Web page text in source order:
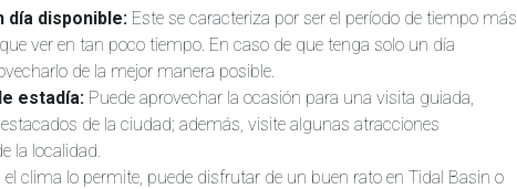
día disponible: Este se caracteriza por ser el período de tiempo más
ver en tan poco tiempo. En caso de que tenga solo un día
de la mejor manera posible.
estadía: Puede aprovechar la ocasión para una visita guiada,
de la ciudad; además, visite algunas atracciones
la localidad.
el clima lo permite, puede disfrutar de un buen rato en Tidal Basin o